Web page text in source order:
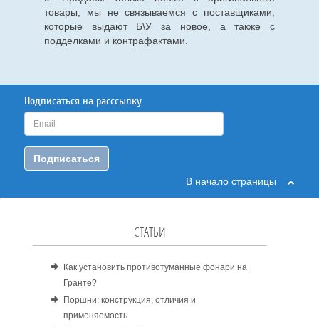
товары, мы не связываемся с поставщиками,
которые выдают Б\У за новое, а также с
подделками и контрафактами.
Подписаться на расссылку
Подписаться
В начало страницы
СТАТЬИ
Как установить противотуманные фонари на
Гранте?
Поршни: конструкция, отличия и
применяемость.